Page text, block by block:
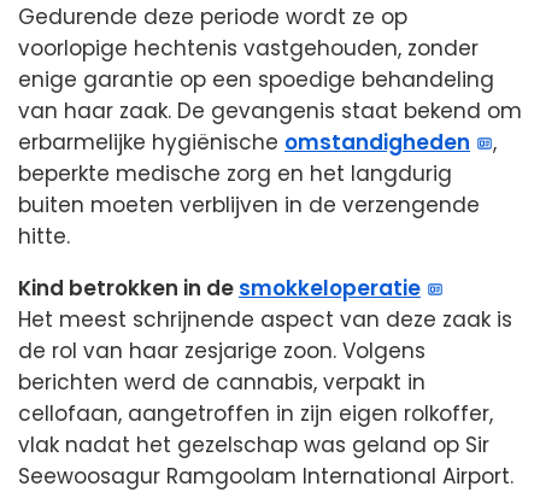
Gedurende deze periode wordt ze op
voorlopige hechtenis vastgehouden, zonder
enige garantie op een spoedige behandeling
van haar zaak. De gevangenis staat bekend om
erbarmelijke hygiënische omstandigheden
,
beperkte medische zorg en het langdurig
buiten moeten verblijven in de verzengende
hitte.
Kind betrokken in de smokkeloperatie
Het meest schrijnende aspect van deze zaak is
de rol van haar zesjarige zoon. Volgens
berichten werd de cannabis, verpakt in
cellofaan, aangetroffen in zijn eigen rolkoffer,
vlak nadat het gezelschap was geland op Sir
Seewoosagur Ramgoolam International Airport.